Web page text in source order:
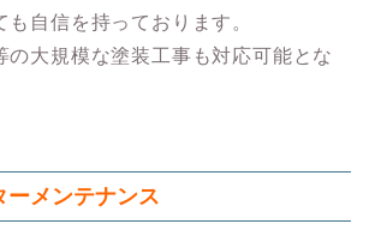
自信を持っております。
の大規模な塗装工事も対応可能とな
ーメンテナンス